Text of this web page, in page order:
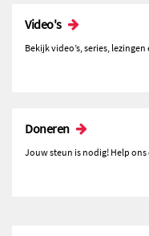
Video's
Bekijk video’s, series,
Doneren
Jouw steun is nodig! Help